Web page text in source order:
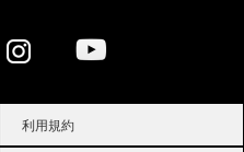
利用規約